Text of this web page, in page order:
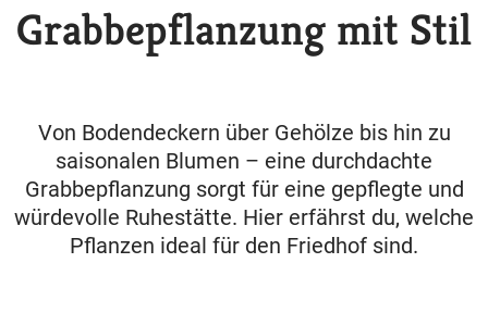
Grabbepflanzung mit Stil
Von Bodendeckern über Gehölze bis hin zu
saisonalen Blumen – eine durchdachte
Grabbepflanzung sorgt für eine gepflegte und
würdevolle Ruhestätte. Hier erfährst du, welche
Pflanzen ideal für den Friedhof sind.